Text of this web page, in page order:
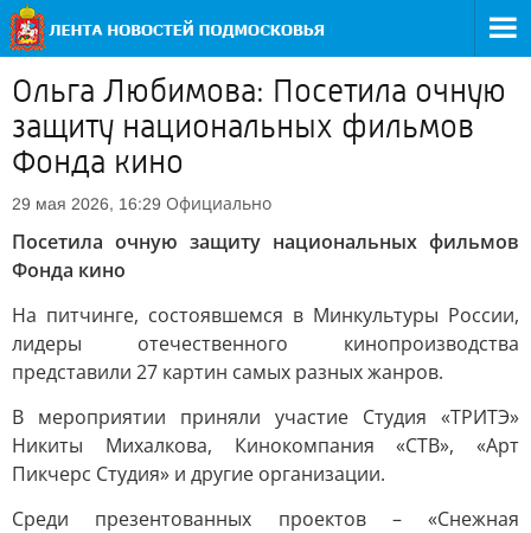
Ольга Любимова: Посетила очную
защиту национальных фильмов
Фонда кино
29 мая 2026, 16:29 Официально
Посетила очную защиту национальных фильмов
Фонда кино
На питчинге, состоявшемся в Минкультуры России,
лидеры отечественного кинопроизводства
представили 27 картин самых разных жанров.
В мероприятии приняли участие Студия «ТРИТЭ»
Никиты Михалкова, Кинокомпания «СТВ», «Арт
Пикчерс Студия» и другие организации.
Среди презентованных проектов – «Снежная